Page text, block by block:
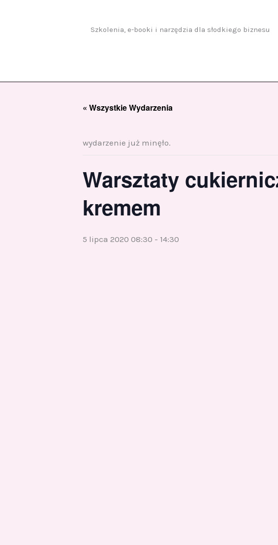
Szkolenia, e-booki i narzędzia dla słodkiego biznesu
« Wszystkie Wydarzenia
wydarzenie już minęło.
Warsztaty
kremem
5 lipca 2020 08:30 - 14:30